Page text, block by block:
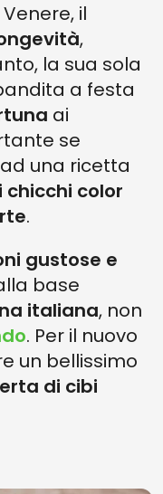
il
,
la sua sola
a festa
ai
se
una ricetta
color
.
gustose e
base
italiana, non
. Per il nuovo
un bellissimo
di cibi